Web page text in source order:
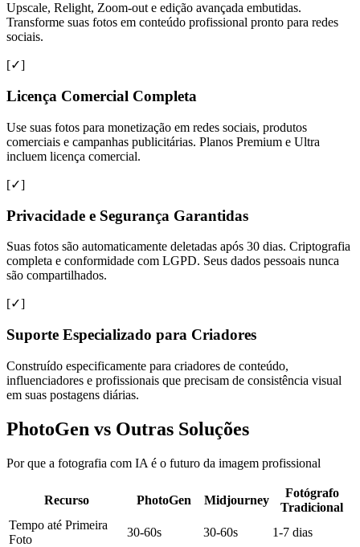
Upscale, Relight, Zoom-out e edição avançada embutidas.
Transforme suas fotos em conteúdo profissional pronto para redes
sociais.
[✓]
Licença Comercial Completa
Use suas fotos para monetização em redes sociais, produtos
comerciais e campanhas publicitárias. Planos Premium e Ultra
incluem licença comercial.
[✓]
Privacidade e Segurança Garantidas
Suas fotos são automaticamente deletadas após 30 dias. Criptografia
completa e conformidade com LGPD. Seus dados pessoais nunca
são compartilhados.
[✓]
Suporte Especializado para Criadores
Construído especificamente para criadores de conteúdo,
influenciadores e profissionais que precisam de consistência visual
em suas postagens diárias.
PhotoGen vs Outras Soluções
Por que a fotografia com IA é o futuro da imagem profissional
Recurso PhotoGen Midjourney
Fotógrafo
Tradicional
Tempo até Primeira
Foto
30-60s 30-60s
1-7 dias